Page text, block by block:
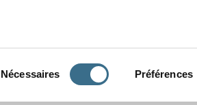
Nécessaires Préférences